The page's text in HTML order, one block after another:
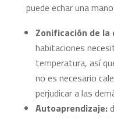
puede echar una
Zonificación de la
habitaciones
temperatura, así
no es necesario
perjudicar a las
Autoaprendizaje: